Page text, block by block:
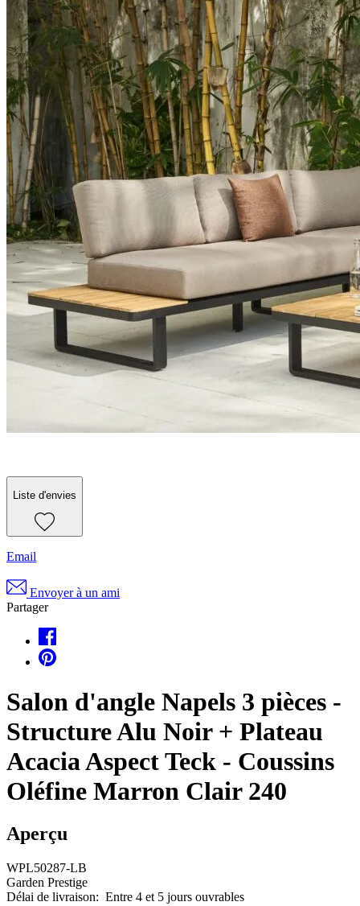
Liste d'envies
Email
Envoyer à un ami
Partager
Salon d'angle Napels 3 pièces -
Structure Alu Noir + Plateau
Acacia Aspect Teck - Coussins
Oléfine Marron Clair 240
Aperçu
WPL50287-LB
Garden Prestige
Délai de livraison: Entre 4 et 5 jours ouvrables